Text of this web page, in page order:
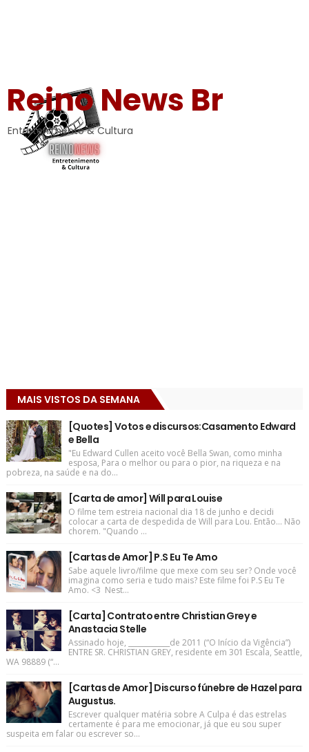
Reino News Br
Entretenimento & Cultura
MAIS VISTOS DA SEMANA
[Quotes] Votos e discursos:Casamento Edward
e Bella
"Eu Edward Cullen aceito você Bella Swan, como minha
esposa, Para o melhor ou para o pior, na riqueza e na
pobreza, na saúde e na do...
[Carta de amor] Will para Louise
O filme tem estreia nacional dia 18 de junho e decidi
colocar a carta de despedida de Will para Lou. Então... Não
chorem. "Quando ...
[Cartas de Amor] P.S Eu Te Amo
Sabe aquele livro/filme que mexe com seu ser? Onde você
imagina como seria e tudo mais? Este filme foi P.S Eu Te
Amo. <3 Nest...
[Carta] Contrato entre Christian Grey e
Anastacia Stelle
Assinado hoje, ____________de 2011 (“O Início da Vigência”)
ENTRE SR. CHRISTIAN GREY, residente em 301 Escala, Seattle,
WA 98889 (“...
[Cartas de Amor] Discurso fúnebre de Hazel para
Augustus.
Escrever qualquer matéria sobre A Culpa é das estrelas
certamente é para me emocionar, já que eu sou super
suspeita em falar ou escrever so...